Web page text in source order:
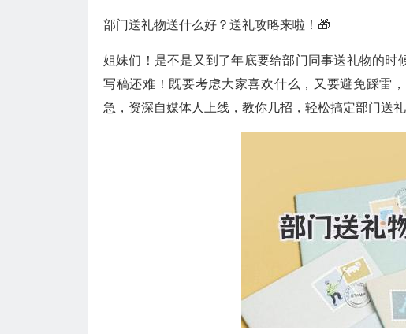
部门送礼物送什么好？送礼攻略来啦！🎁
姐妹们！是不是又到了年底要给部门同事送礼物的
写稿还难！既要考虑大家喜欢什么，又要避免踩雷
急，资深自媒体人上线，教你几招，轻松搞定部门送